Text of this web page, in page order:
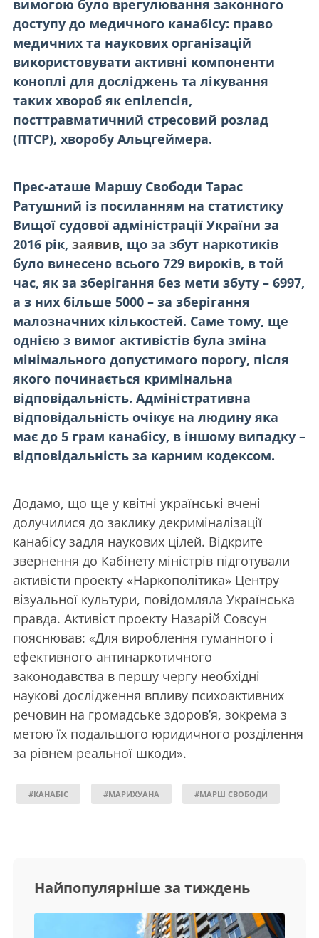
вимогою було врегулювання законного
доступу до медичного канабісу: право
медичних та наукових організацій
використовувати активні компоненти
коноплі для досліджень та лікування
таких хвороб як епілепсія,
посттравматичний стресовий розлад
(ПТСР), хворобу Альцгеймера.
Прес-аташе Маршу Свободи Тарас
Ратушний із посиланням на статистику
Вищої судової адміністрації України за
2016 рік, заявив, що за збут наркотиків
було винесено всього 729 вироків, в той
час, як за зберігання без мети збуту – 6997,
а з них більше 5000 – за зберігання
малозначних кількостей. Саме тому, ще
однією з вимог активістів була зміна
мінімального допустимого порогу, після
якого починається кримінальна
відповідальність. Адміністративна
відповідальність очікує на людину яка
має до 5 грам канабісу, в іншому випадку –
відповідальність за карним кодексом.
Додамо, що ще у квітні українські вчені
долучилися до заклику декриміналізації
канабісу задля наукових цілей. Відкрите
звернення до Кабінету міністрів підготували
активісти проекту «Наркополітика» Центру
візуальної культури, повідомляла Українська
правда. Активіст проекту Назарій Совсун
пояснював: «Для вироблення гуманного і
ефективного антинаркотичного
законодавства в першу чергу необхідні
наукові дослідження впливу психоактивних
речовин на громадське здоров’я, зокрема з
метою їх подальшого юридичного розділення
за рівнем реальної шкоди».
#КАНАБІС #МАРИХУАНА #МАРШ СВОБОДИ
Найпопулярніше за тиждень